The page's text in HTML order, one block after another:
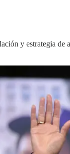
y estrategia